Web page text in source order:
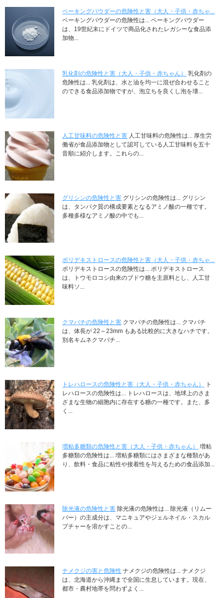
ベーキングパウダーの危険性と害（大人・子供・赤ちゃ...
ベーキングパウダーの危険性は... ベーキングパウダー
は、19世紀末にドイツで商品化されたレガシーな食品添
加物...
乳化剤の危険性と害（大人・子供・赤ちゃん）
乳化剤の
危険性は... 乳化剤は、水と油を均一に混ぜ合わせること
のできる食品添加物ですが、泡立ちを良くし泡を壊...
人工甘味料の危険性と害 人工甘味料の危険性は... 厚生労
働省が食品添加物として認可している人工甘味料を五十
音順に紹介します。これらの...
グリシンの危険性と害 グリシンの危険性は... グリシン
は、タンパク質の構成要素となるアミノ酸の一種です。
多種多様なアミノ酸の中でも...
ポリデキストロースの危険性と害（大人・子供・赤ちゃ...
ポリデキストロースの危険性は... ポリデキストロース
は、トウモロコシ由来のブドウ糖を主原料とし、人工甘
味料ソ...
クマバチの危険性と害 クマバチの危険性は... クマバチ
は、体長が 22～23mm もある比較的に大きなハチです。
別名キムネクマバチ...
トレハロースの危険性と害（大人・子供・赤ちゃん）
ト
レハロースの危険性は... トレハロースは、地球上のさま
ざまな生物の細胞内に存在する糖の一種です。また、多
く...
増粘多糖類の危険性と害（大人・子供・赤ちゃん）
増粘
多糖類の危険性は... 増粘多糖類にはさまざまな種類があ
り、飲料・食品に粘性や接着性を与えるための食品添加...
除光液の危険性と害 除光液の危険性は... 除光液（リムー
バー）の主成分は、マニキュアやジェルネイル・スカル
プチャーを溶かすことの...
ナメクジの害と危険性 ナメクジの危険性は... ナメクジ
は、北海道から沖縄まで全国に生息しています。現在、
都市・農村地帯を問わずよく...